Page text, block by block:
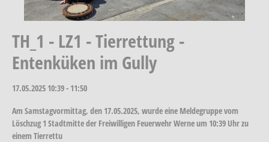
TH_1 - LZ1 - Tierrettung -
Entenküken im Gully
17.05.2025 10:39 - 11:50
Am Samstagvormittag, den 17.05.2025, wurde eine Meldegruppe vom
Löschzug 1 Stadtmitte der Freiwilligen Feuerwehr Werne um 10:39 Uhr zu
einem Tierrettu